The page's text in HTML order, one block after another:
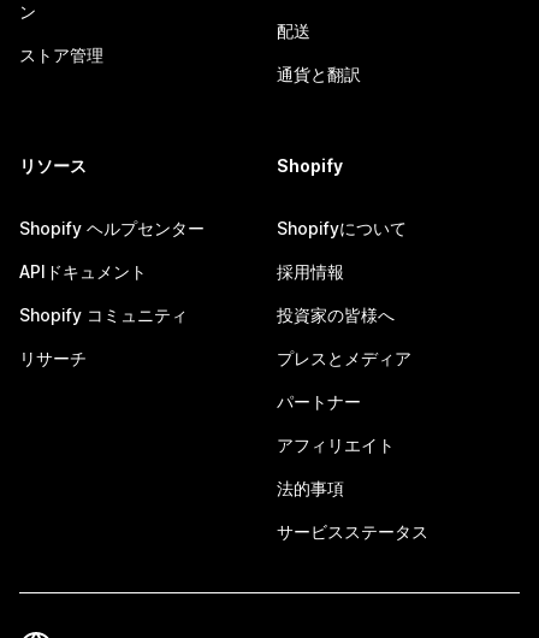
ン
ストア管理
配送
通貨と翻訳
リソース
Shopify ヘルプセンター
APIドキュメント
Shopify コミュニティ
リサーチ
Shopify
Shopifyについて
採用情報
投資家の皆様へ
プレスとメディア
パートナー
アフィリエイト
法的事項
サービスステータス